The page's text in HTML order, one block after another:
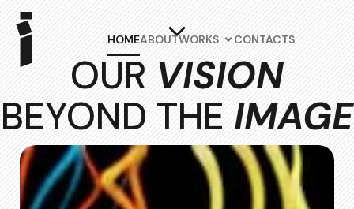
HOMEABOUTWORKS CONTACTS
OUR VISION
BEYOND THE IMAGE